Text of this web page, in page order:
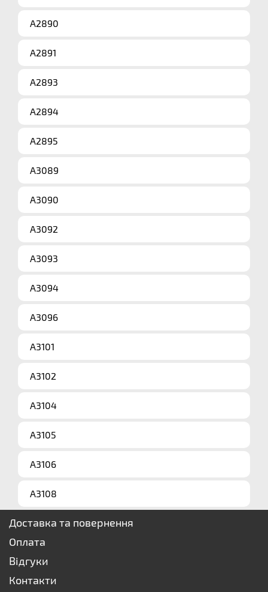
A2890
A2891
A2893
A2894
A2895
A3089
A3090
A3092
A3093
A3094
A3096
A3101
A3102
A3104
A3105
A3106
A3108
Доставка та повернення
Оплата
Відгуки
Контакти